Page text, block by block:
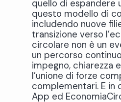
quello di espandere
questo modello di
includendo nuove
transizione verso
circolare non è un
un percorso
impegno, chiarezza
l’unione di forze
complementari. E in
App ed